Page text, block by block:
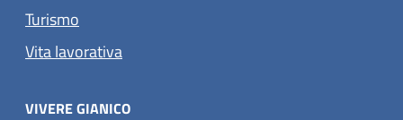
Turismo
Vita lavorativa
VIVERE GIANICO